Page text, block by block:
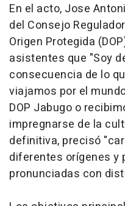
En el acto, Jose
del Consejo
Origen Protegida
asistentes que "Soy
consecuencia de lo
viajamos por el
DOP Jabugo o
impregnarse de la
definitiva, precisó
diferentes orígenes y
pronunciadas con